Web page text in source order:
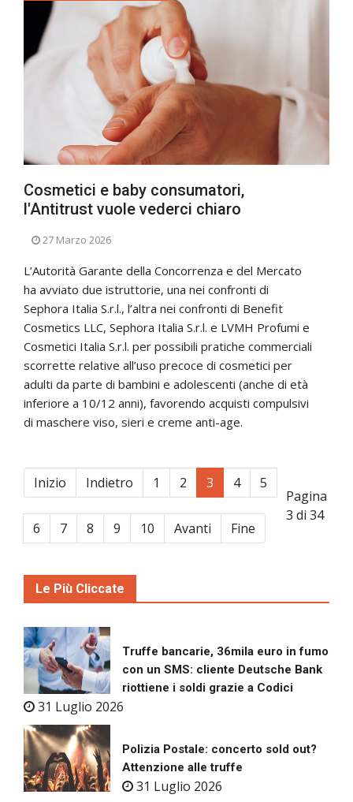
Cosmetici e baby consumatori,
l'Antitrust vuole vederci chiaro
27 Marzo 2026
L’Autorità Garante della Concorrenza e del Mercato
ha avviato due istruttorie, una nei confronti di
Sephora Italia S.r.l., l’altra nei confronti di Benefit
Cosmetics LLC, Sephora Italia S.r.l. e LVMH Profumi e
Cosmetici Italia S.r.l. per possibili pratiche commerciali
scorrette relative all’uso precoce di cosmetici per
adulti da parte di bambini e adolescenti (anche di età
inferiore a 10/12 anni), favorendo acquisti compulsivi
di maschere viso, sieri e creme anti-age.
Inizio Indietro 1 2 3 4 5
6 7 8 9 10 Avanti Fine
Pagina
3 di 34
Le Più Cliccate
Truffe bancarie, 36mila euro in fumo
con un SMS: cliente Deutsche Bank
riottiene i soldi grazie a Codici
31 Luglio 2026
Polizia Postale: concerto sold out?
Attenzione alle truffe
31 Luglio 2026